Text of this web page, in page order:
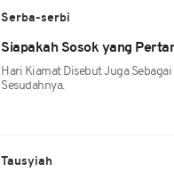
Serba-serbi
Siapakah Sosok yang
Hari Kiamat Disebut Juga
Sesudahnya.
Tausyiah